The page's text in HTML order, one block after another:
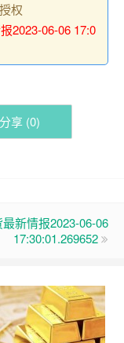
权
2023-06-06 17:0
分享 (0)
新情报2023-06-06
17:30:01.269652